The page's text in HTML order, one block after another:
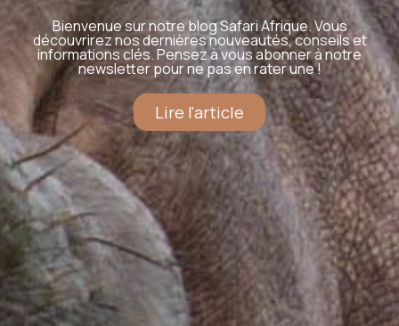
Bienvenue sur notre blog Safari Afrique. Vous
découvrirez nos dernières nouveautés, conseils et
informations clés. Pensez à vous abonner à notre
newsletter pour ne pas en rater une !
Lire l'article